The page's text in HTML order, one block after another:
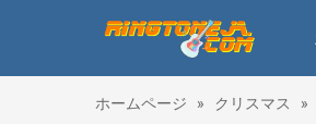
ホームページ » クリスマス »